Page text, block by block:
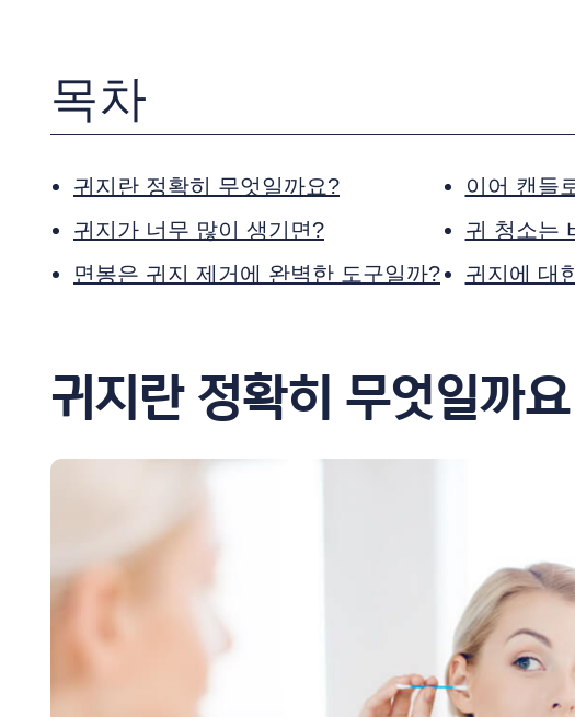
목차
귀지란 정확히 무엇일까요?
귀지가 너무 많이 생기면?
면봉은 귀지 제거에 완벽한 도구일까?
이어 캔들
귀 청소는
귀지에 대
귀지란 정확히 무엇일까